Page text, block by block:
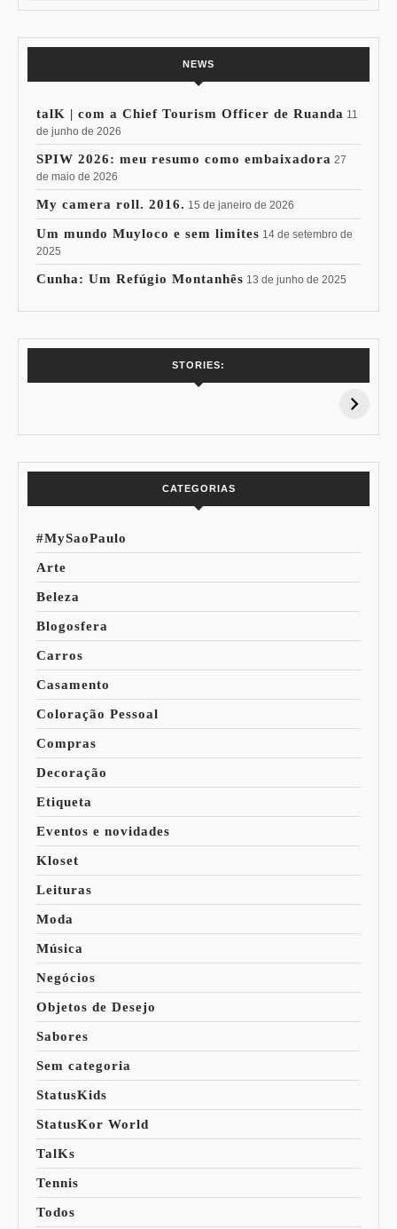
NEWS
talK | com a Chief Tourism Officer de Ruanda 11
de junho de 2026
SPIW 2026: meu resumo como embaixadora 27
de maio de 2026
My camera roll. 2016. 15 de janeiro de 2026
Um mundo Muyloco e sem limites 14 de setembro de
2025
Cunha: Um Refúgio Montanhês 13 de junho de 2025
STORIES:
15% de
Pessoal: Os
CATEGORIAS
#MySaoPaulo
Arte
Beleza
Blogosfera
Carros
Casamento
Coloração Pessoal
Compras
Decoração
Etiqueta
Eventos e novidades
Kloset
Leituras
Moda
Música
Negócios
Objetos de Desejo
Sabores
Sem categoria
StatusKids
StatusKor World
TalKs
Tennis
Todos